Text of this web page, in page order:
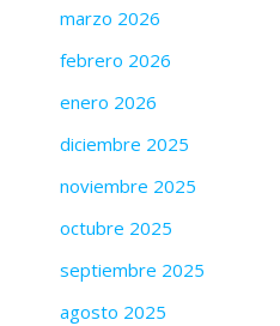
marzo 2026
febrero 2026
enero 2026
diciembre 2025
noviembre 2025
octubre 2025
septiembre 2025
agosto 2025